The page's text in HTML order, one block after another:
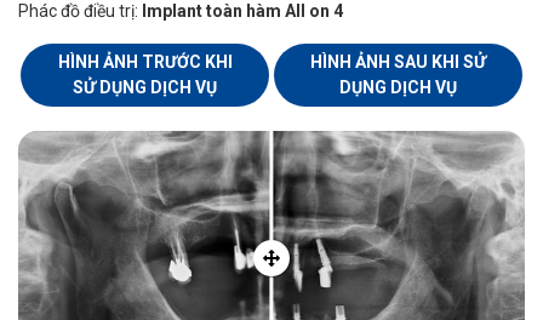
Phác đồ điều trị: Implant toàn hàm All on 4
HÌNH ẢNH TRƯỚC KHI
SỬ DỤNG DỊCH VỤ
HÌNH ẢNH SAU KHI SỬ
DỤNG DỊCH VỤ